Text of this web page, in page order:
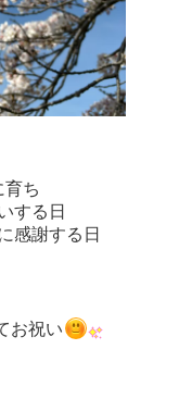
育ち
する日
感謝する日
お祝い